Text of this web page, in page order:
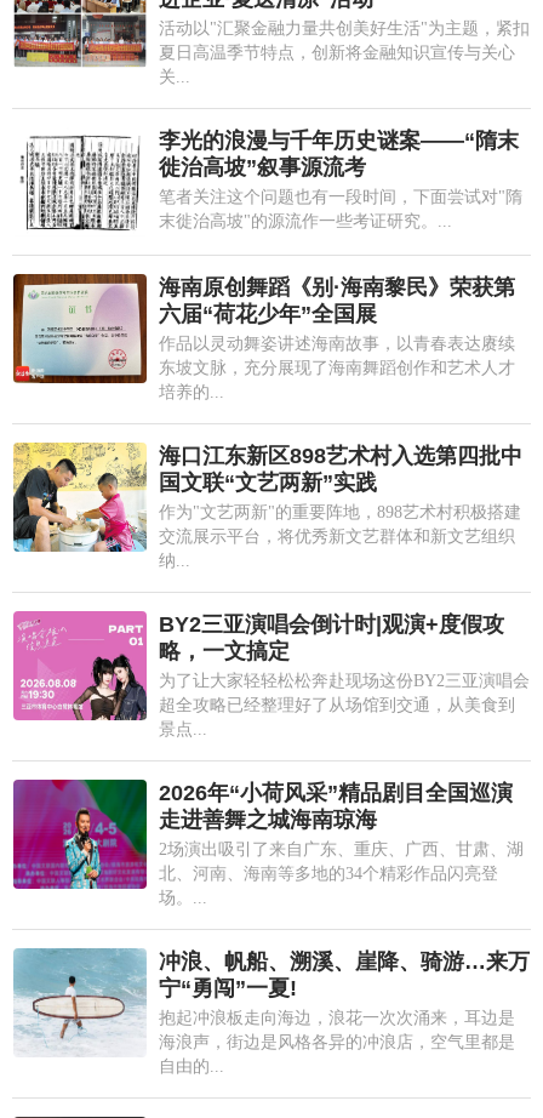
活动以"汇聚金融力量共创美好生活"为主题，紧扣
夏日高温季节特点，创新将金融知识宣传与关心
关...
李光的浪漫与千年历史谜案——“隋末
徙治高坡”叙事源流考
笔者关注这个问题也有一段时间，下面尝试对"隋
末徙治高坡"的源流作一些考证研究。...
海南原创舞蹈《别·海南黎民》荣获第
六届“荷花少年”全国展
作品以灵动舞姿讲述海南故事，以青春表达赓续
东坡文脉，充分展现了海南舞蹈创作和艺术人才
培养的...
海口江东新区898艺术村入选第四批中
国文联“文艺两新”实践
作为"文艺两新"的重要阵地，898艺术村积极搭建
交流展示平台，将优秀新文艺群体和新文艺组织
纳...
BY2三亚演唱会倒计时|观演+度假攻
略，一文搞定
为了让大家轻轻松松奔赴现场这份BY2三亚演唱会
超全攻略已经整理好了从场馆到交通，从美食到
景点...
2026年“小荷风采”精品剧目全国巡演
走进善舞之城海南琼海
2场演出吸引了来自广东、重庆、广西、甘肃、湖
北、河南、海南等多地的34个精彩作品闪亮登
场。...
冲浪、帆船、溯溪、崖降、骑游…来万
宁“勇闯”一夏!
抱起冲浪板走向海边，浪花一次次涌来，耳边是
海浪声，街边是风格各异的冲浪店，空气里都是
自由的...